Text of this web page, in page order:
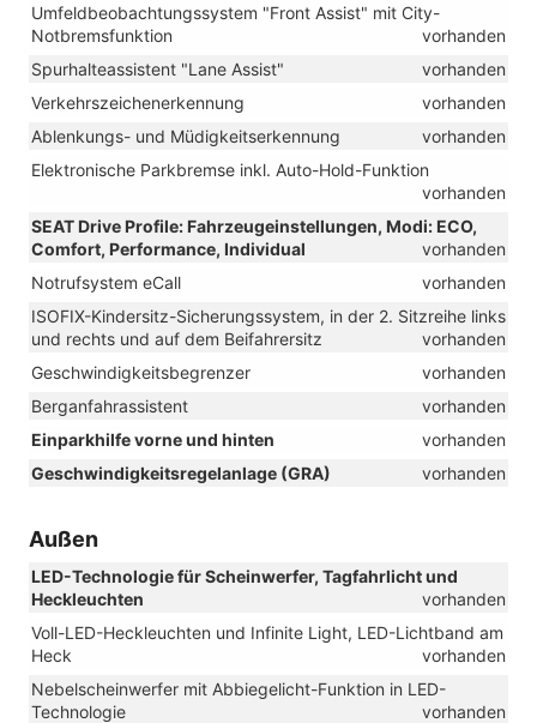
Umfeldbeobachtungssystem "Front Assist" mit City-
Notbremsfunktion
vorhanden
Spurhalteassistent "Lane Assist"
vorhanden
Verkehrszeichenerkennung
vorhanden
Ablenkungs- und Müdigkeitserkennung
vorhanden
Elektronische Parkbremse inkl. Auto-Hold-Funktion
vorhanden
SEAT Drive Profile: Fahrzeugeinstellungen, Modi: ECO,
Comfort, Performance, Individual
vorhanden
Notrufsystem eCall
vorhanden
ISOFIX-Kindersitz-Sicherungssystem, in der 2. Sitzreihe links
und rechts und auf dem Beifahrersitz
vorhanden
Geschwindigkeitsbegrenzer
vorhanden
Berganfahrassistent
vorhanden
Einparkhilfe vorne und hinten
vorhanden
Geschwindigkeitsregelanlage (GRA)
vorhanden
Außen
LED-Technologie für Scheinwerfer, Tagfahrlicht und
Heckleuchten
vorhanden
Voll-LED-Heckleuchten und Infinite Light, LED-Lichtband am
Heck
vorhanden
Nebelscheinwerfer mit Abbiegelicht-Funktion in LED-
Technologie
vorhanden